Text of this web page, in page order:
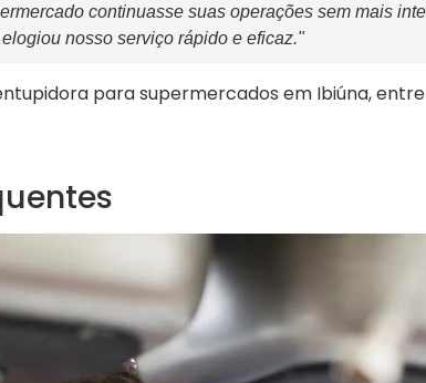
continuasse suas operações sem mais
nosso serviço rápido e eficaz."
para supermercados em Ibiúna,